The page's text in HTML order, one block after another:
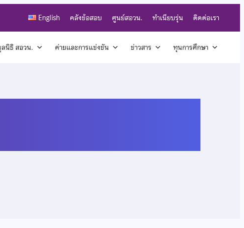
English คลังข้อสอบ ศูนย์สอวน. ทำเนียบรุ่น ติดต่อเรา
นิธิ สอวน. ค่ายและการแข่งขัน ข่าวสาร ทุนการศึกษา